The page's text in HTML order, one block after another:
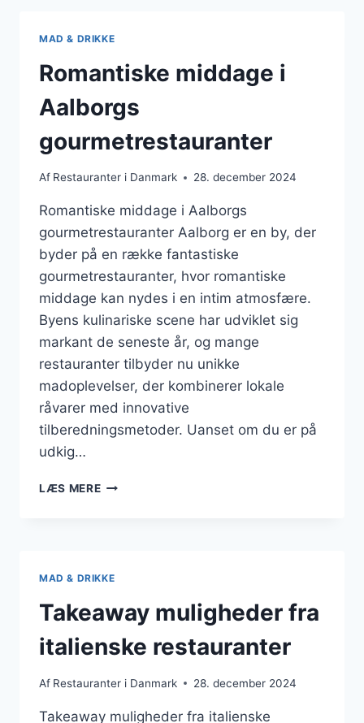
MAD & DRIKKE
Romantiske middage i
Aalborgs
gourmetrestauranter
Af Restauranter i Danmark 28. december 2024
Romantiske middage i Aalborgs
gourmetrestauranter Aalborg er en by, der
byder på en række fantastiske
gourmetrestauranter, hvor romantiske
middage kan nydes i en intim atmosfære.
Byens kulinariske scene har udviklet sig
markant de seneste år, og mange
restauranter tilbyder nu unikke
madoplevelser, der kombinerer lokale
råvarer med innovative
tilberedningsmetoder. Uanset om du er på
udkig…
LÆS MEREROMANTISKE
MAD & DRIKKE
Takeaway muligheder fra
italienske restauranter
Af Restauranter i Danmark 28. december 2024
Takeaway muligheder fra italienske